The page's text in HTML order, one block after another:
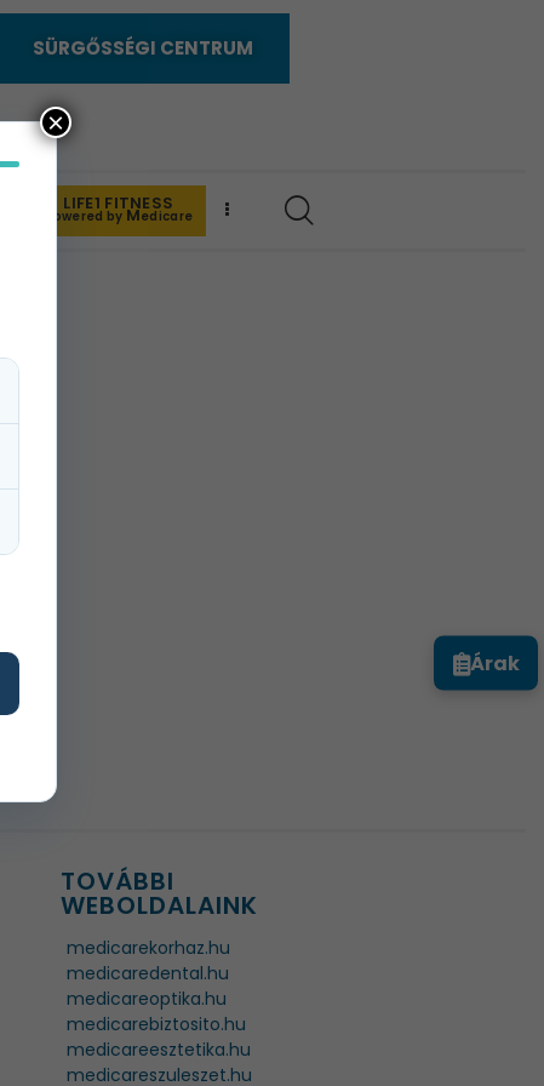
SÜRGŐSSÉGI CENTRUM
LIFE1 FITNESS
powered by Medicare
TOVÁBBI
WEBOLDALAINK
medicarekorhaz.hu
medicaredental.hu
medicareoptika.hu
medicarebiztosito.hu
medicareesztetika.hu
medicareszuleszet.hu
Árak
×